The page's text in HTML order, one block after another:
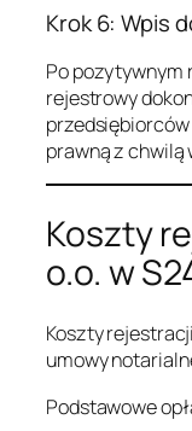
Krok 6: Wpis
Po pozytywnym
rejestrowy
przedsiębiorców
prawną z chwilą
Koszty
o.o. w
Koszty
umowy
Podstawowe